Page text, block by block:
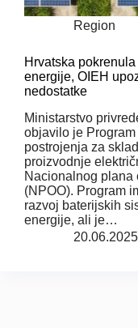
Region
Hrvatska
energije, OIEH
nedostatke
Ministarstvo
objavilo je
postrojenja za
proizvodnje
Nacionalnog plana
(NPOO). Program
razvoj baterijskih
energije, ali je…
20.06.2025